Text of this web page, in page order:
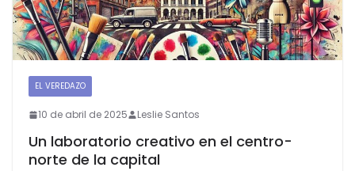
EL VEREDAZO
10 de abril de 2025 Leslie Santos
Un laboratorio creativo en el centro-
norte de la capital